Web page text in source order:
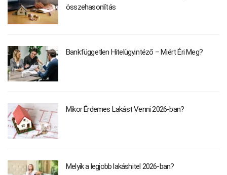
összehasonlítás
Bankfüggetlen Hitelügyintéző – Miért Éri Meg?
Mikor Érdemes Lakást Venni 2026-ban?
Melyik a legjobb lakáshitel 2026-ban?